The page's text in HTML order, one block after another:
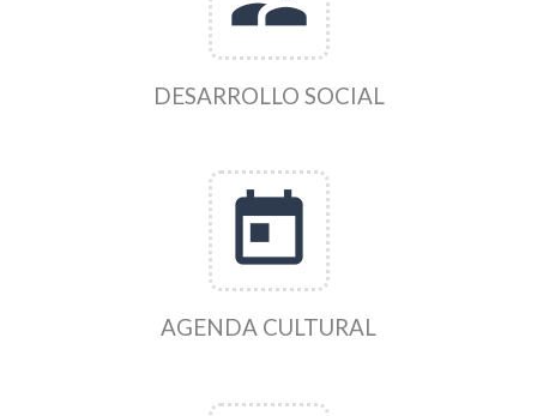
DESARROLLO SOCIAL
today
AGENDA CULTURAL